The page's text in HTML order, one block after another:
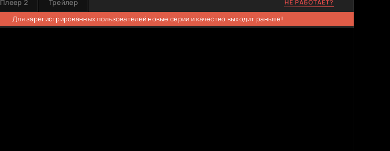
Плеер 2 Трейлер НЕ РАБОТАЕТ?
Для зарегистрированных пользователей новые серии и качество выходит раньше!